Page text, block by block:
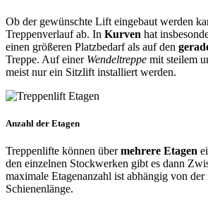
Ob der gewünschte Lift eingebaut werden
Treppenverlauf ab. In Kurven hat
einen größeren Platzbedarf als auf den
Treppe. Auf einer Wendeltreppe mit steilem
meist nur ein Sitzlift installiert werden.
Anzahl der Etagen
Treppenlifte können übermehrere Etagen
den einzelnen Stockwerken gibt es dann
maximale Etagenanzahl ist abhängig von
Schienenlänge.